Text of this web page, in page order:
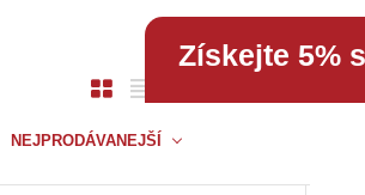
NEJPRODÁVANEJŠÍ
r
b
Získejte 5%